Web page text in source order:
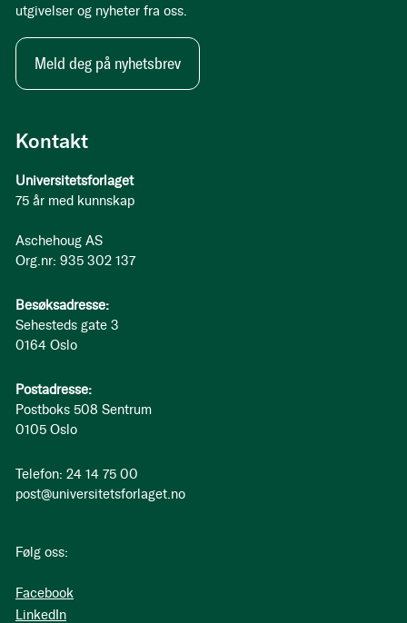
Kontakt
Universitetsforlaget
75 år med kunnskap
Aschehoug AS
Org.nr: 935 302 137
Besøksadresse:
Sehesteds gate 3
0164 Oslo
Postadresse:
Postboks 508 Sentrum
0105 Oslo
Telefon: 24 14 75 00
post@universitetsforlaget.no
Følg oss:
Facebook
LinkedIn
utgivelser og nyheter fra oss.
Meld deg på nyhetsbrev